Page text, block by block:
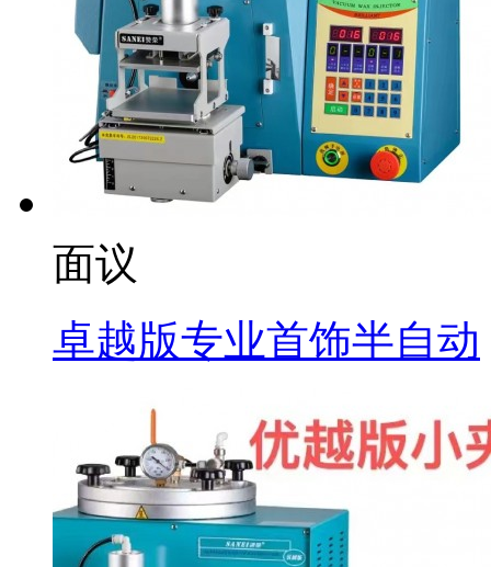
面议
卓越版专业首饰半自动